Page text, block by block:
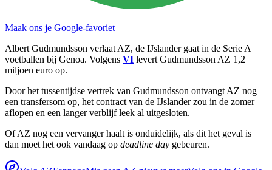
Maak ons je Google-favoriet
Albert Gudmundsson verlaat AZ, de IJslander gaat in de Serie A
voetballen bij Genoa. Volgens VI levert Gudmundsson AZ 1,2
miljoen euro op.
Door het tussentijdse vertrek van Gudmundsson ontvangt AZ nog
een transfersom op, het contract van de IJslander zou in de zomer
aflopen en een langer verblijf leek al uitgesloten.
Of AZ nog een vervanger haalt is onduidelijk, als dit het geval is
dan moet het ook vandaag op deadline day gebeuren.